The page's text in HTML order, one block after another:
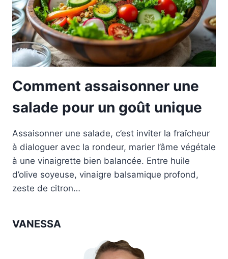
Comment assaisonner une
salade pour un goût unique
Assaisonner une salade, c’est inviter la fraîcheur
à dialoguer avec la rondeur, marier l’âme végétale
à une vinaigrette bien balancée. Entre huile
d’olive soyeuse, vinaigre balsamique profond,
zeste de citron…
VANESSA